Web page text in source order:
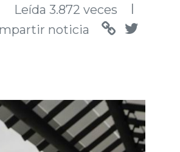
Leída 3.872 veces l
noticia